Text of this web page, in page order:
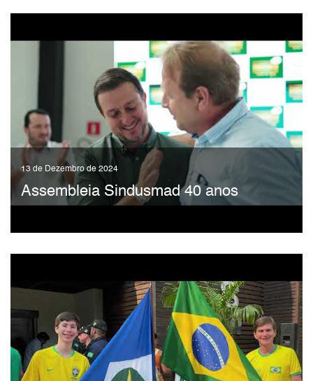
13 de Dezembro de 2024
Assembleia Sindusmad 40 anos